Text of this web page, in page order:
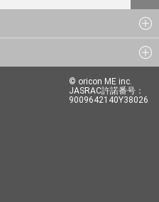
© oricon ME inc.
JASRAC許諾番号：
9009642140Y38026